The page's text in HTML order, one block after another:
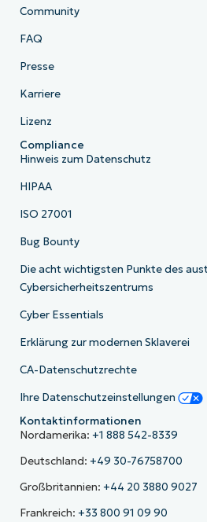
Community
FAQ
Presse
Karriere
Lizenz
Compliance
Hinweis zum Datenschutz
HIPAA
ISO 27001
Bug Bounty
Die acht wichtigsten Punkte des
Cybersicherheitszentrums
Cyber Essentials
Erklärung zur modernen Sklaverei
CA-Datenschutzrechte
Ihre Datenschutzeinstellungen
Kontaktinformationen
Nordamerika: +1 888 542-8339
Deutschland: +49 30-76758700
Großbritannien: +44 20 3880 9027
Frankreich: +33 800 91 09 90